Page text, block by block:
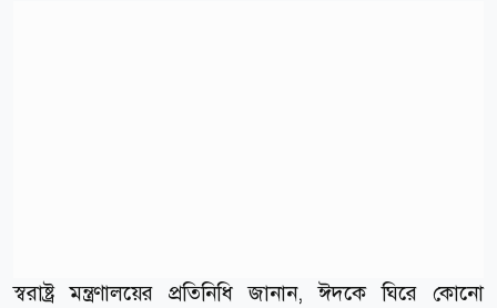
স্বরাষ্ট্র মন্ত্রণালয়ের প্রতিনিধি জানান, ঈদকে ঘিরে কোনো